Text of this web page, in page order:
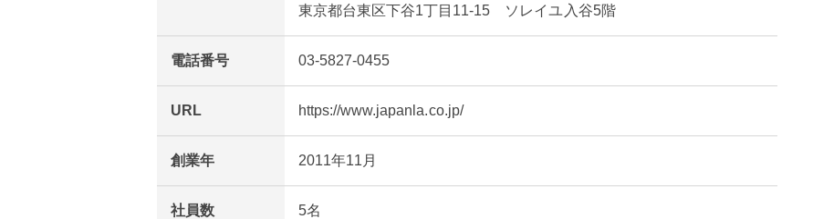
東京都台東区下谷1丁目11-15 ソレイユ入谷5階
電話番号 03-5827-0455
URL https://www.japanla.co.jp/
創業年 2011年11月
社員数 5名